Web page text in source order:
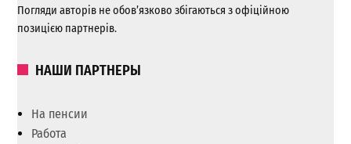
Погляди авторів не обов’язково збігаються з офіційною
позицією партнерів.
НАШИ ПАРТНЕРЫ
На пенсии
Работа